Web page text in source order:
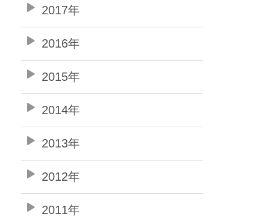
2017年
2016年
2015年
2014年
2013年
2012年
2011年